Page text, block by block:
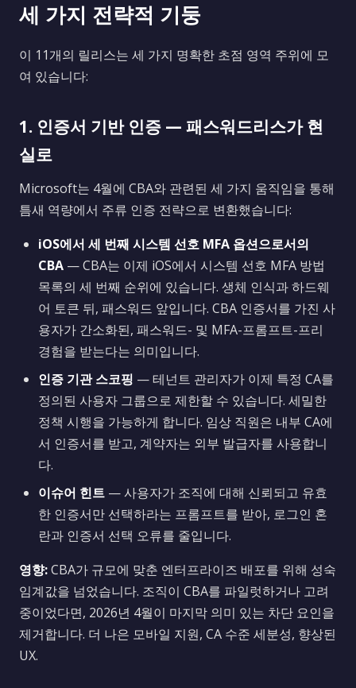
세 가지 전략적 기둥
이 11개의 릴리스는 세 가지 명확한 초점 영역 주위에 모
여 있습니다:
1. 인증서 기반 인증 — 패스워드리스가 현
실로
Microsoft는 4월에 CBA와 관련된 세 가지 움직임을 통해
틈새 역량에서 주류 인증 전략으로 변환했습니다:
iOS에서 세 번째 시스템 선호 MFA 옵션으로서의
CBA — CBA는 이제 iOS에서 시스템 선호 MFA 방법
목록의 세 번째 순위에 있습니다. 생체 인식과 하드웨
어 토큰 뒤, 패스워드 앞입니다. CBA 인증서를 가진 사
용자가 간소화된, 패스워드- 및 MFA-프롬프트-프리
경험을 받는다는 의미입니다.
인증 기관 스코핑 — 테넌트 관리자가 이제 특정 CA를
정의된 사용자 그룹으로 제한할 수 있습니다. 세밀한
정책 시행을 가능하게 합니다. 임상 직원은 내부 CA에
서 인증서를 받고, 계약자는 외부 발급자를 사용합니
다.
이슈어 힌트 — 사용자가 조직에 대해 신뢰되고 유효
한 인증서만 선택하라는 프롬프트를 받아, 로그인 혼
란과 인증서 선택 오류를 줄입니다.
영향:CBA가 규모에 맞춘 엔터프라이즈 배포를 위해 성숙
임계값을 넘었습니다. 조직이 CBA를 파일럿하거나 고려
중이었다면, 2026년 4월이 마지막 의미 있는 차단 요인을
제거합니다. 더 나은 모바일 지원, CA 수준 세분성, 향상된
UX.